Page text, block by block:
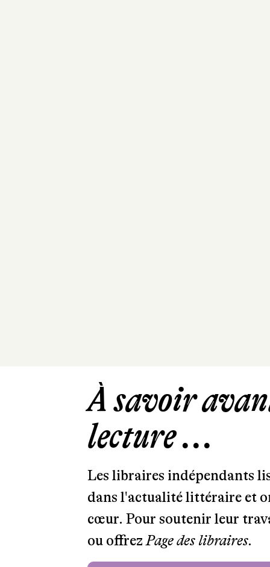
À savoir
lecture ...
Les libraires indépendants
dans l'actualité littéraire et
cœur. Pour soutenir leur
ou offrezPage des libraires.